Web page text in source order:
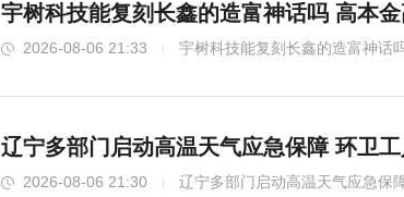
宇树科技能复刻长鑫的造富神话吗 高本
2026-08-06 21:33 宇树科技能复刻长鑫的造富神话
辽宁多部门启动高温天气应急保障 环卫
2026-08-06 21:30 辽宁多部门启动高温天气应急保